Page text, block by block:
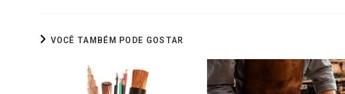
VOCÊ TAMBÉM PODE GOSTAR